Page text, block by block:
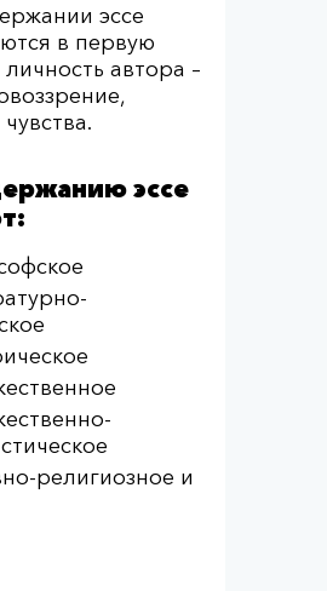
эссе
в первую
автора –
эссе
религиозное и